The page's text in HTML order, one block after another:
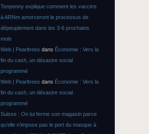
Tenpenny explique comment les vaccins
à ARNm amorceront le processus de
dépeuplement dans les 3-6 prochains
mois
Web | Pearltrees dans Économie : Vers la
fin du cash, un désastre social
programmé
Web | Pearltrees dans Économie : Vers la
fin du cash, un désastre social
programmé
Suisse : On lui ferme son magasin parce
qu’elle n’impose pas le port du masque à